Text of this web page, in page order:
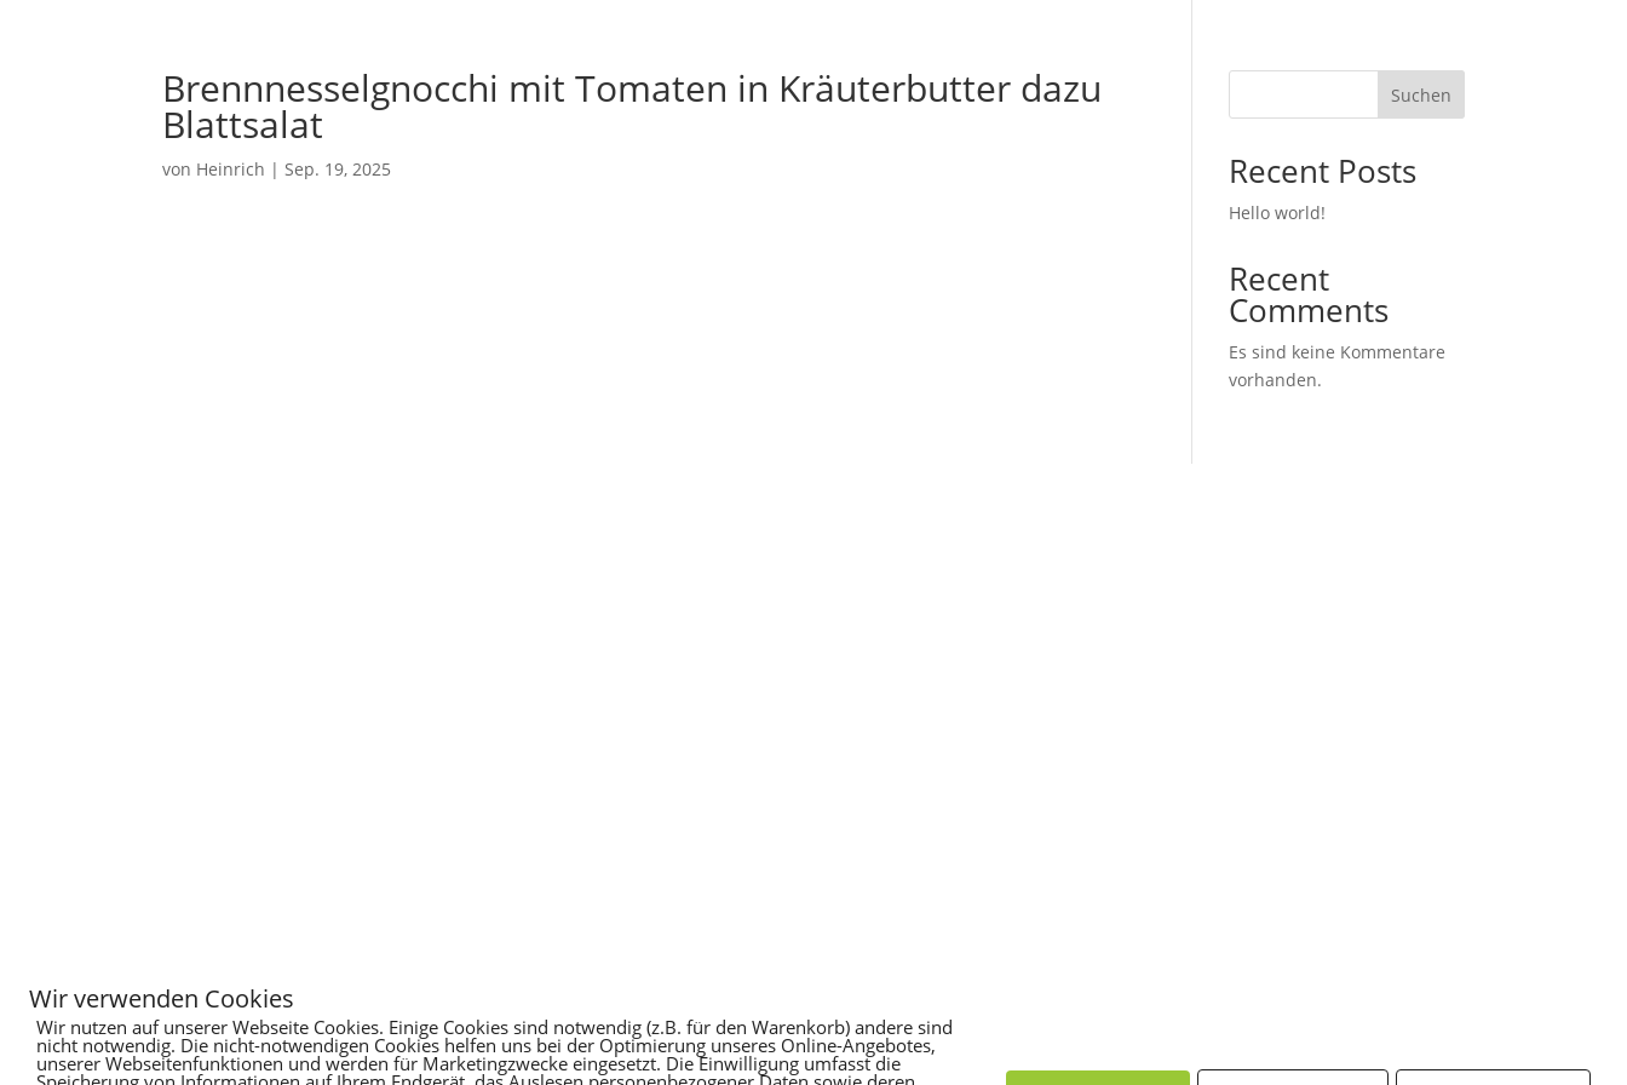
Brennnesselgnocchi mit Tomaten in Kräuterbutter dazu
Blattsalat
von Heinrich |Sep. 19, 2025
Suchen
Recent Posts
Hello world!
Recent
Comments
Es sind keine Kommentare
vorhanden.
Wir verwenden Cookies
Wir nutzen auf unserer Webseite Cookies. Einige Cookies sind notwendig (z.B. für den Warenkorb) andere sind
nicht notwendig. Die nicht-notwendigen Cookies helfen uns bei der Optimierung unseres Online-Angebotes,
unserer Webseitenfunktionen und werden für Marketingzwecke eingesetzt. Die Einwilligung umfasst die